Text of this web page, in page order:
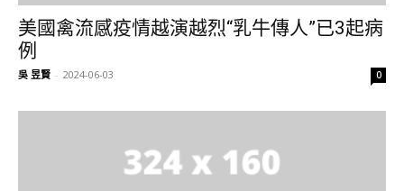
美國禽流感疫情越演越烈“乳牛傳人”已3起病
例
吳 昱賢 - 2024-06-03 0